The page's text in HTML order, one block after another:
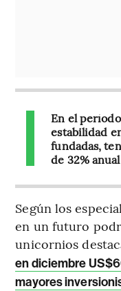
En el
estabilidad
fundadas,
de 32%
Según los
en un futuro
unicornios
en diciembre
mayores